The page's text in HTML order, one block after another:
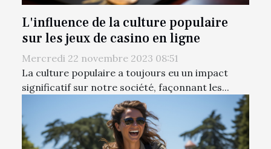
L'influence de la culture populaire
sur les jeux de casino en ligne
Mercredi 22 novembre 2023 08:51
La culture populaire a toujours eu un impact
significatif sur notre société, façonnant les...